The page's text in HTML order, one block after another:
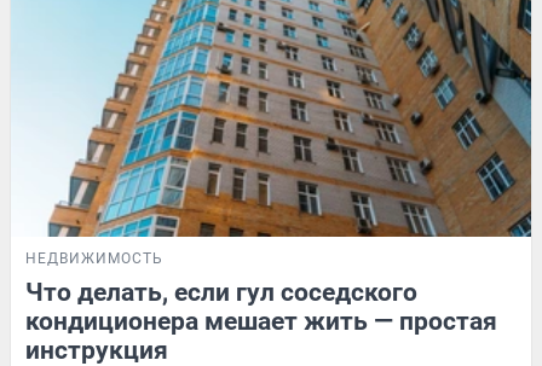
НЕДВИЖИМОСТЬ
Что делать, если гул соседского
кондиционера мешает жить — простая
инструкция